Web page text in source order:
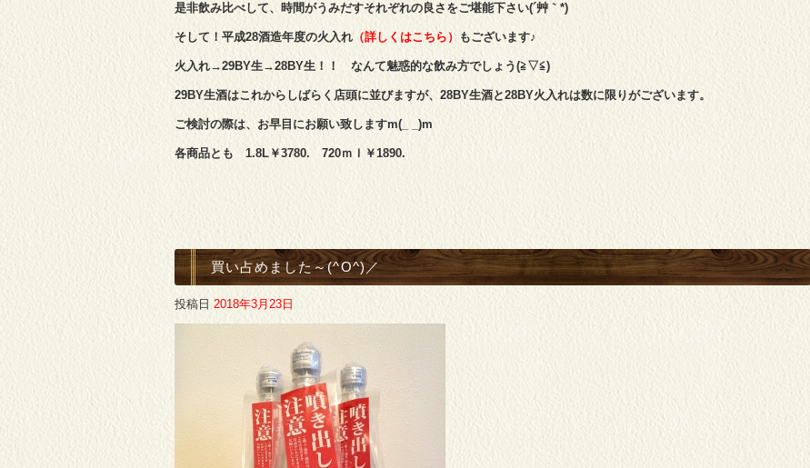
是非飲み比べして、時間がうみだすそれぞれの良さをご堪能下さい(´艸｀*)
そして！平成28酒造年度の火入れ （詳しくはこちら）もございます♪
火入れ→29BY生→28BY生！！ なんて魅惑的な飲み方でしょう(≧▽≦)
29BY生酒はこれからしばらく店頭に並びますが、28BY生酒と28BY火入れは数に限りがございます。
ご検討の際は、お早目にお願い致しますm(_ _)m
各商品とも 1.8L￥3780. 720ｍｌ￥1890.
買い占めました～(^O^)／
投稿日 2018年3月23日